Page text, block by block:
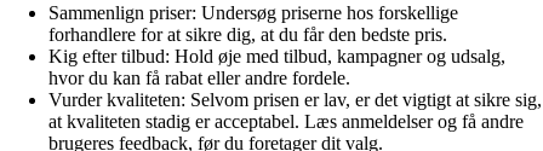
Sammenlign priser: Undersøg priserne hos forskellige
forhandlere for at sikre dig, at du får den bedste pris.
Kig efter tilbud: Hold øje med tilbud, kampagner og udsalg,
hvor du kan få rabat eller andre fordele.
Vurder kvaliteten: Selvom prisen er lav, er det vigtigt at sikre sig,
at kvaliteten stadig er acceptabel. Læs anmeldelser og få andre
brugeres feedback, før du foretager dit valg.